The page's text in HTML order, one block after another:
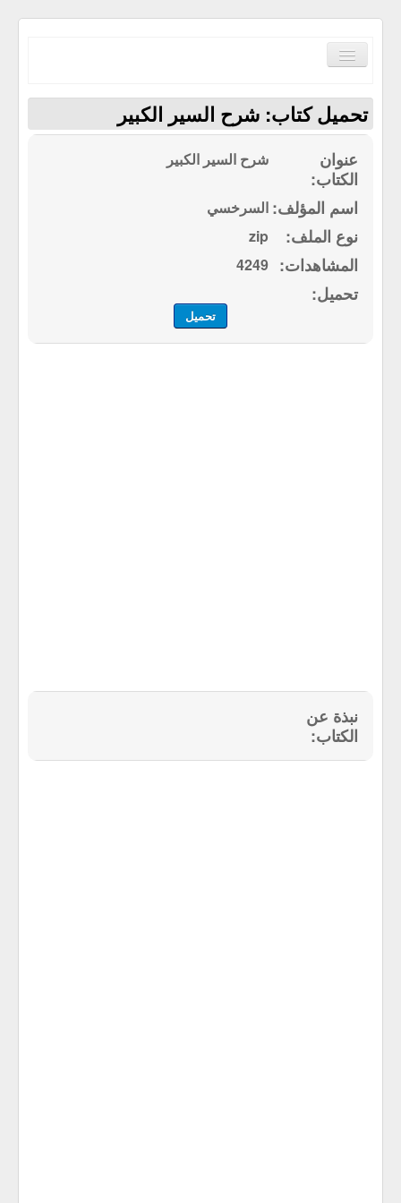
Toggle
Navigation
الكتب حسب الترتيب الابجدي
مكتبة القرآن الكريم
سياسة الموقع
إتصل بنا
تحميل كتاب: شرح السير الكبير
شرح السير الكبير
السرخسي
zip
4249
تحميل